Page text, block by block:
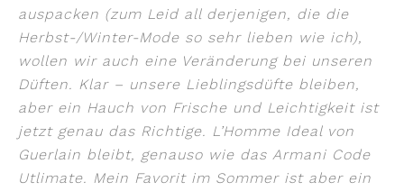
auspacken (zum Leid all derjenigen, die die
Herbst-/Winter-Mode so sehr lieben wie ich),
wollen wir auch eine Veränderung bei unseren
Düften. Klar – unsere Lieblingsdüfte bleiben,
aber ein Hauch von Frische und Leichtigkeit ist
jetzt genau das Richtige. L’Homme Ideal von
Guerlain bleibt, genauso wie das Armani Code
Utlimate. Mein Favorit im Sommer ist aber ein